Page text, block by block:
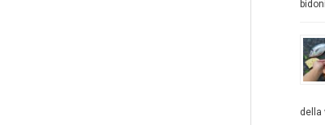
della